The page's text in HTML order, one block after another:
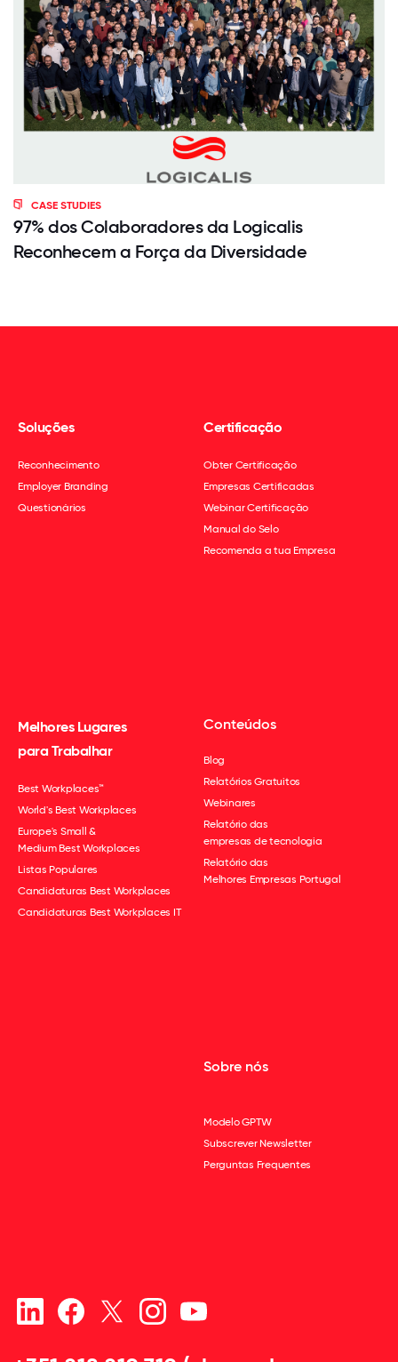
CASE STUDIES
97% dos Colaboradores da Logicalis
Reconhecem a Força da Diversidade
Soluções
Reconhecimento
Employer Branding
Questionários
Certificação
Obter Certificação
Empresas Certificadas
Webinar Certificação
Manual do Selo
Recomenda a tua Empresa
Melhores Lugares
para Trabalhar
Best Workplaces™
World's Best Workplaces
Europe's Small &
Medium Best Workplaces
Listas Populares
Candidaturas Best Workplaces
Candidaturas Best Workplaces IT
Conteúdos
Blog
Relatórios Gratuitos
Webinares
Relatório das
empresas de tecnologia
Relatório das
Melhores Empresas Portugal
Sobre nós
Modelo GPTW
Subscrever Newsletter
Perguntas Frequentes